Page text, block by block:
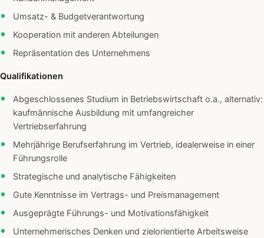
Umsatz- & Budgetverantwortung
Kooperation mit anderen Abteilungen
Repräsentation des Unternehmens
Qualifikationen
Abgeschlossenes Studium in Betriebswirtschaft o.a., alternativ:
kaufmännische Ausbildung mit umfangreicher
Vertriebserfahrung
Mehrjährige Berufserfahrung im Vertrieb, idealerweise in einer
Führungsrolle
Strategische und analytische Fähigkeiten
Gute Kenntnisse im Vertrags- und Preismanagement
Ausgeprägte Führungs- und Motivationsfähigkeit
Unternehmerisches Denken und zielorientierte Arbeitsweise